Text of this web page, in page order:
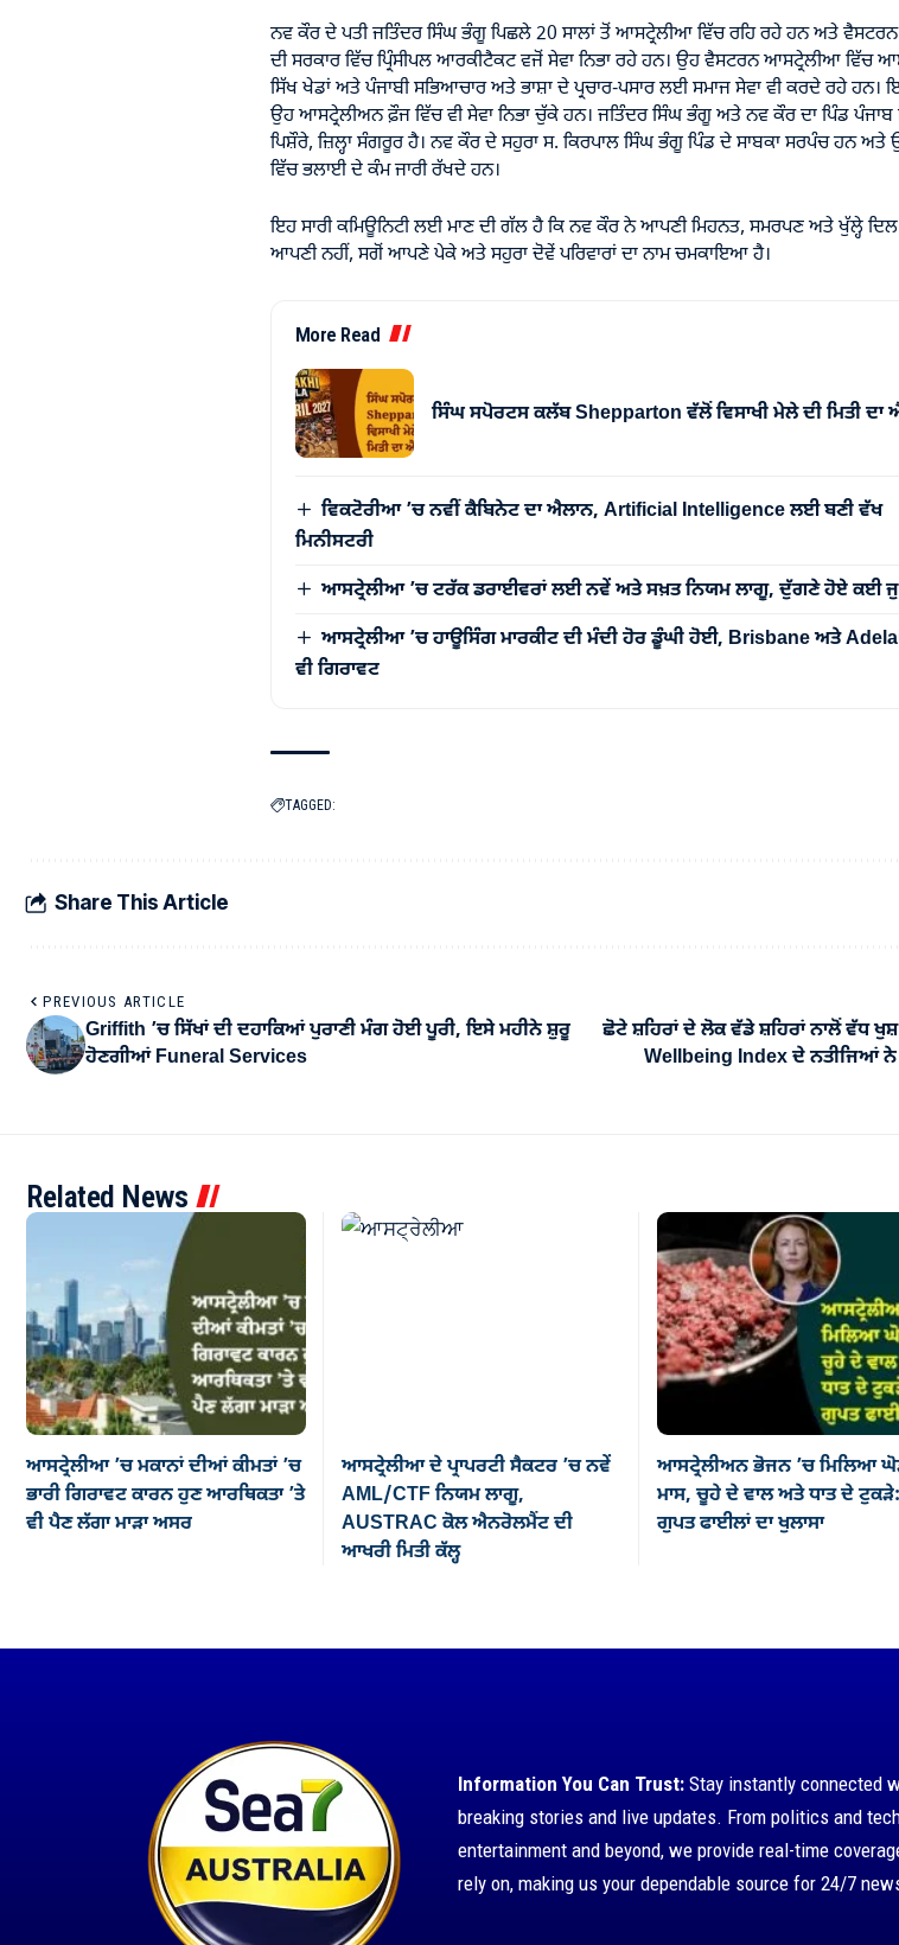
ਨਵ ਕੌਰ ਦੇ ਪਤੀ ਜਤਿੰਦਰ ਸਿੰਘ ਭੰਗੂ ਪਿਛਲੇ 20 ਸਾਲਾਂ ਤੋਂ ਆਸਟ੍ਰੇਲੀਆ ਵਿੱਚ ਰਹਿ ਰਹੇ ਹਨ ਅਤੇ
ਦੀ ਸਰਕਾਰ ਵਿੱਚ ਪ੍ਰਿੰਸੀਪਲ ਆਰਕੀਟੈਕਟ ਵਜੋਂ ਸੇਵਾ ਨਿਭਾ ਰਹੇ ਹਨ। ਉਹ ਵੈਸਟਰਨ ਆਸਟ੍ਰੇਲੀਆ ਵਿੱਚ
ਸਿੱਖ ਖੇਡਾਂ ਅਤੇ ਪੰਜਾਬੀ ਸਭਿਆਚਾਰ ਅਤੇ ਭਾਸ਼ਾ ਦੇ ਪ੍ਰਚਾਰ-ਪਸਾਰ ਲਈ ਸਮਾਜ ਸੇਵਾ ਵੀ ਕਰਦੇ ਰਹੇ ਹਨ।
ਉਹ ਆਸਟ੍ਰੇਲੀਅਨ ਫ਼ੌਜ ਵਿੱਚ ਵੀ ਸੇਵਾ ਨਿਭਾ ਚੁੱਕੇ ਹਨ। ਜਤਿੰਦਰ ਸਿੰਘ ਭੰਗੂ ਅਤੇ ਨਵ ਕੌਰ ਦਾ ਪਿੰਡ ਪੰਜਾਬ
ਪਿਸ਼ੌਰੇ, ਜ਼ਿਲ੍ਹਾ ਸੰਗਰੂਰ ਹੈ। ਨਵ ਕੌਰ ਦੇ ਸਹੁਰਾ ਸ. ਕਿਰਪਾਲ ਸਿੰਘ ਭੰਗੂ ਪਿੰਡ ਦੇ ਸਾਬਕਾ ਸਰਪੰਚ ਹਨ
ਵਿੱਚ ਭਲਾਈ ਦੇ ਕੰਮ ਜਾਰੀ ਰੱਖਦੇ ਹਨ।
ਇਹ ਸਾਰੀ ਕਮਿਊਨਿਟੀ ਲਈ ਮਾਣ ਦੀ ਗੱਲ ਹੈ ਕਿ ਨਵ ਕੌਰ ਨੇ ਆਪਣੀ ਮਿਹਨਤ, ਸਮਰਪਣ ਅਤੇ ਖੁੱਲ੍ਹੇ ਦਿਲ
ਆਪਣੀ ਨਹੀਂ, ਸਗੋਂ ਆਪਣੇ ਪੇਕੇ ਅਤੇ ਸਹੁਰਾ ਦੋਵੇਂ ਪਰਿਵਾਰਾਂ ਦਾ ਨਾਮ ਚਮਕਾਇਆ ਹੈ।
More Read
ਸਿੰਘ ਸਪੋਰਟਸ ਕਲੱਬ Shepparton ਵੱਲੋਂ ਵਿਸਾਖੀ ਮੇਲੇ ਦੀ ਮਿਤੀ ਦਾ
ਵਿਕਟੋਰੀਆ ’ਚ ਨਵੀਂ ਕੈਬਿਨੇਟ ਦਾ ਐਲਾਨ, Artificial Intelligence ਲਈ ਬਣੀ ਵੱਖ
ਮਿਨੀਸਟਰੀ
ਆਸਟ੍ਰੇਲੀਆ ’ਚ ਟਰੱਕ ਡਰਾਈਵਰਾਂ ਲਈ ਨਵੇਂ ਅਤੇ ਸਖ਼ਤ ਨਿਯਮ ਲਾਗੂ, ਦੁੱਗਣੇ ਹੋਏ ਕਈ
ਆਸਟ੍ਰੇਲੀਆ ’ਚ ਹਾਊਸਿੰਗ ਮਾਰਕੀਟ ਦੀ ਮੰਦੀ ਹੋਰ ਡੂੰਘੀ ਹੋਈ, Brisbane ਅਤੇ
ਵੀ ਗਿਰਾਵਟ
TAGGED:
Share This Article
PREVIOUS ARTICLE
Griffith ’ਚ ਸਿੱਖਾਂ ਦੀ ਦਹਾਕਿਆਂ ਪੁਰਾਣੀ ਮੰਗ ਹੋਈ ਪੂਰੀ, ਇਸੇ ਮਹੀਨੇ ਸ਼ੁਰੂ
ਹੋਣਗੀਆਂ Funeral Services
ਛੋਟੇ ਸ਼ਹਿਰਾਂ ਦੇ ਲੋਕ ਵੱਡੇ ਸ਼ਹਿਰਾਂ ਨਾਲੋਂ ਵੱਧ
Wellbeing Index ਦੇ ਨਤੀਜਿਆਂ
Related News
ਆਸਟ੍ਰੇਲੀਆ ’ਚ ਮਕਾਨਾਂ ਦੀਆਂ ਕੀਮਤਾਂ ’ਚ
ਭਾਰੀ ਗਿਰਾਵਟ ਕਾਰਨ ਹੁਣ ਆਰਥਿਕਤਾ ’ਤੇ
ਵੀ ਪੈਣ ਲੱਗਾ ਮਾੜਾ ਅਸਰ
ਆਸਟ੍ਰੇਲੀਆ ਦੇ ਪ੍ਰਾਪਰਟੀ ਸੈਕਟਰ ’ਚ ਨਵੇਂ
AML/CTF ਨਿਯਮ ਲਾਗੂ,
AUSTRAC ਕੋਲ ਐਨਰੋਲਮੈਂਟ ਦੀ
ਆਖਰੀ ਮਿਤੀ ਕੱਲ੍ਹ
ਆਸਟ੍ਰੇਲੀਅਨ ਭੋਜਨ ’ਚ ਮਿਲਿਆ
ਮਾਸ, ਚੂਹੇ ਦੇ ਵਾਲ ਅਤੇ ਧਾਤ ਦੇ ਟੁਕੜੇ:
ਗੁਪਤ ਫਾਈਲਾਂ ਦਾ ਖੁਲਾਸਾ
Information You Can Trust: Stay instantly connected
breaking stories and live updates. From politics and
entertainment and beyond, we provide real-time
rely on, making us your dependable source for 24/7